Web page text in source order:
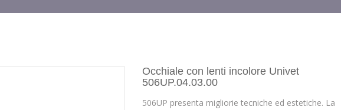
Occhiale con lenti incolore Univet
506UP.04.03.00
506UP presenta migliorie tecniche ed estetiche. La